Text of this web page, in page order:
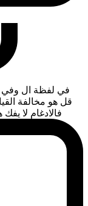
في لفظة ال وفي
قل هو مخالفة
فالادغام لا